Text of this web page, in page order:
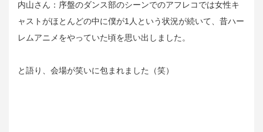
内山さん：序盤のダンス部のシーンでのアフレコでは女性キ
ャストがほとんどの中に僕が1人という状況が続いて、昔ハー
レムアニメをやっていた頃を思い出しました。
と語り、会場が笑いに包まれました（笑）